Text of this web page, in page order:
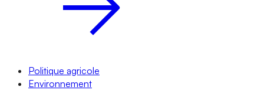
Politique agricole
Environnement